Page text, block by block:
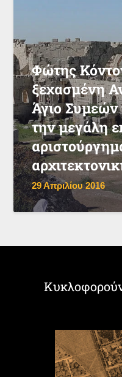
Φώτης
ξεχασμένη
Άγιο Συμεών
την μεγάλη
29 Απριλίου 2016